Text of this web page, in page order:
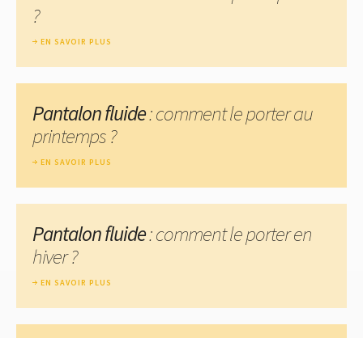
?
EN SAVOIR PLUS
Pantalon fluide: comment le porter au
printemps ?
EN SAVOIR PLUS
Pantalon fluide: comment le porter en
hiver ?
EN SAVOIR PLUS